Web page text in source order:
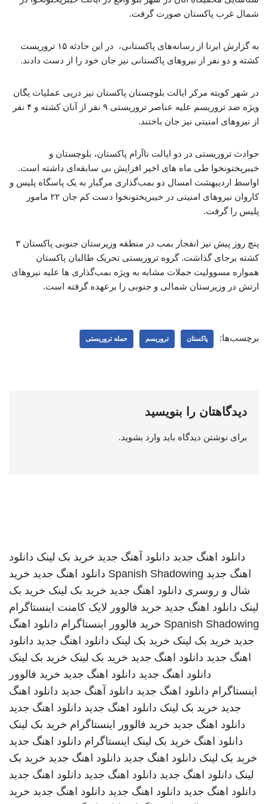
شمال غرب پاکستان صورت گرفت.
به گزارش ایرنا از رسانه‌های پاکستانی، در این حادثه ۱۵ تروریست
کشته و دو نفر از نیروهای پاکستانی نیز جان خود را از دست دادند.
در شهر ‌کویته مرکز ایالت بلوچستان پاکستان نیز درپی عملیات یگان
ویژه ضد تروریسم علیه عناصر تروریستی ۹ نفر از آنان کشته و ۴ نفر
از نیروهای امنیتی نیز جان باختند.
حوادث تروریستی در دو ایالت ناآرام پاکستان، بلوچستان و
خیبرپختونخوا طی ماه های اخیر افزایش بی سابقه‌ای داشته است.
اواسط اردیبهشت امسال دو بمب‌گذاری مرگبار به یک پاسگاه پلیس و
کاروان نیروهای امنیتی در خیبرپختونخوا دست کم جان ۲۲ مامور
پلیس را گرفت.
پنچ روز پیش نیز انفجار بمب در منطقه وزیرستان جنوبی پاکستان ۳
کشته برجای گذاشت. گروه تروریستی تحریک طالبان پاکستان
همواره مسوولیت حملات مشابه به ویژه بمب‌گذاری ها علیه نیروهای
ارتش در وزیرستان شمالی و جنوبی را برعهده گرفته است.
برچسب‌ها: پاکستان تروریسم حمله تروریستی
دیدگاهتان را بنویسید
برای نوشتن دیدگاه باید وارد بشوید.
دانلود اهنگ جدید دانلود آهنگ جدید خرید بک لینک دانلود
اهنگ جدید Spanish Shadowing دانلود اهنگ جدید خرید
شال و روسری دانلود اهنگ جدید خرید بک لینک خرید بک
لینک دانلود اهنگ جدید خرید فالوور لایک کامنت اینستاگرام
Spanish Shadowing خرید فالوور اینستاگرام دانلود اهنگ
جدید خرید بک لینک خرید بک لینک دانلود اهنگ جدید دانلود
اهنگ جدید دانلود اهنگ جدید خرید بک لینک خرید بک لینک
دانلود اهنگ جدید دانلود اهنگ جدید خرید فالوور
اینستاگرام دانلود اهنگ جدید دانلود آهنگ جدید دانلود اهنگ
جدید خرید بک لینک دانلود اهنگ جدید دانلود اهنگ جدید
دانلود اهنگ جدید خرید فالوور اینستاگرام خرید بک لینک
دانلود اهنگ خرید بک لینک اینستاگرام دانلود اهنگ جدید
خرید بک لینک دانلود اهنگ جدید دانلود اهنگ جدید خرید بک
لینک دانلود اهنگ جدید دانلود اهنگ جدید دانلود اهنگ جدید
دانلود اهنگ جدید دانلود اهنگ جدید دانلود اهنگ جدید خرید